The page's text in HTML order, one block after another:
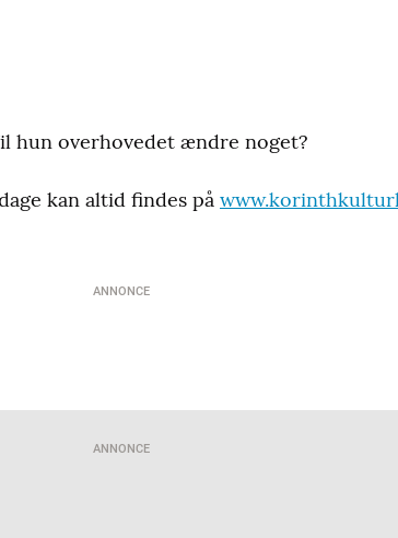
hun overhovedet ændre noget?
kan altid findes på
ANNONCE
ANNONCE